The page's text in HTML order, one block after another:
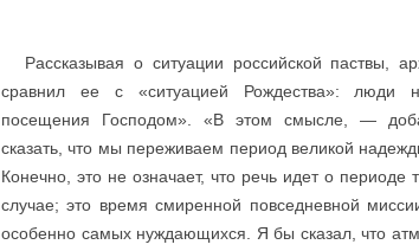
Рассказывая о ситуации российской паствы,
сравнил ее с «ситуацией Рождества»: люди
посещения Господом». «В этом смысле, —
сказать, что мы переживаем период великой
Конечно, это не означает, что речь идет о
случае; это время смиренной повседневной
особенно самых нуждающихся. Я бы сказал, что